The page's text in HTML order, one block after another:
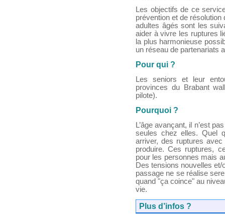
Les objectifs de ce
prévention et de
adultes âgés sont les
aider à vivre les ruptures
la plus harmonieuse
un réseau de partenariats
Pour qui ?
Les seniors et leur
provinces du Brabant
pilote).
Pourquoi ?
L’âge avançant, il n’est
seules chez elles. Quel
arriver, des ruptures
produire. Ces ruptures,
pour les personnes mais
Des tensions nouvelles
passage ne se réalise
quand "ça coince" au
vie.
Plus d’infos ?